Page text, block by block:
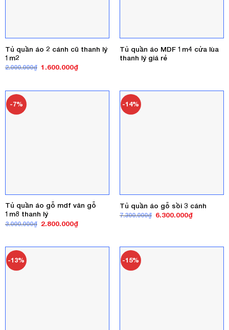
Tủ quần áo 2 cánh cũ thanh lý
1m2
2.000.000₫ Giá
1.600.000₫Giá
1.600.000₫.
Tủ quần áo MDF 1m4 cửa lùa
thanh lý giá rẻ
-7%
Tủ quần áo gỗ mdf vân gỗ
1m8 thanh lý
3.000.000₫ Giá
2.800.000₫Giá
2.800.000₫.
-14%
Tủ quần áo gỗ sồi 3 cánh
7.300.000₫ Giá
6.300.000₫Giá
-13% -15%